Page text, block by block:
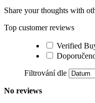
Share your thoughts with
Top customer reviews
Verified
Filtrování dle
No reviews